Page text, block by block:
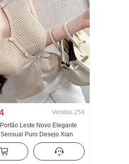
Vendas 254
Leste Novo Elegante
Puro Desejo Xian
Departamento Fivela
Malha Camiseta Top